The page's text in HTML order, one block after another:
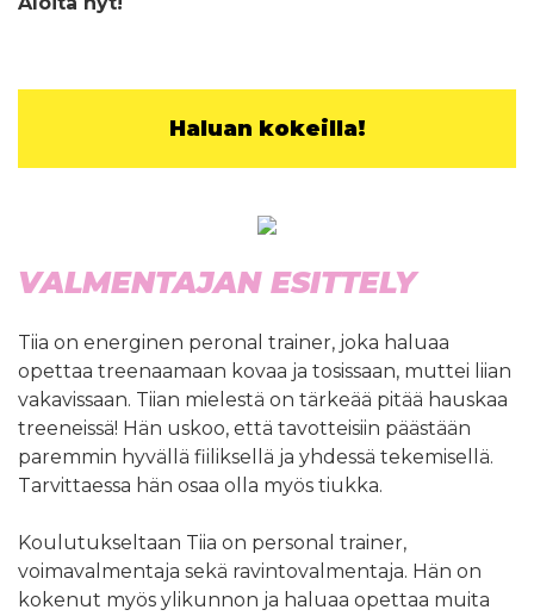
Haluan kokeilla!
VALMENTAJAN ESITTELY
Tiia on energinen peronal trainer, joka haluaa
opettaa treenaamaan kovaa ja tosissaan, muttei liian
vakavissaan. Tiian mielestä on tärkeää pitää hauskaa
treeneissä! Hän uskoo, että tavotteisiin päästään
paremmin hyvällä fiiliksellä ja yhdessä tekemisellä.
Tarvittaessa hän osaa olla myös tiukka.
Koulutukseltaan Tiia on personal trainer,
voimavalmentaja sekä ravintovalmentaja. Hän on
kokenut myös ylikunnon ja haluaa opettaa muita